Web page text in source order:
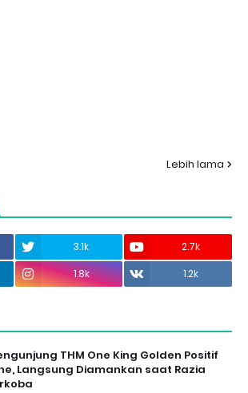
Lebih lama
3.1k
2.7k
1.8k 1.2k
THM One King Golden Positif
Langsung Diamankan saat Razia